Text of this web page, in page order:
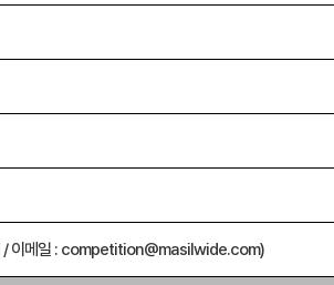
이메일 : competition@masilwide.com)